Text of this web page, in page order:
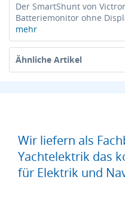
Der SmartShunt von
Batteriemonitor ohne
mehr
Ähnliche Artikel
Wir liefern als
Yachtelektrik das
für Elektrik und